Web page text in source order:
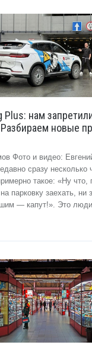
Plus: нам
новые
Фото и видео:
сразу несколько
такое: «Ну что,
парковку заехать, ни
— капут!». Это